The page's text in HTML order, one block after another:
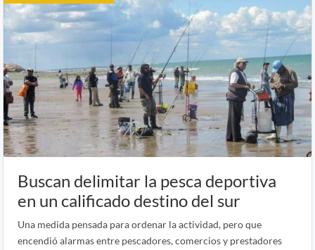
Buscan delimitar la pesca deportiva
en un calificado destino del sur
Una medida pensada para ordenar la actividad, pero que
encendió alarmas entre pescadores, comercios y prestadores